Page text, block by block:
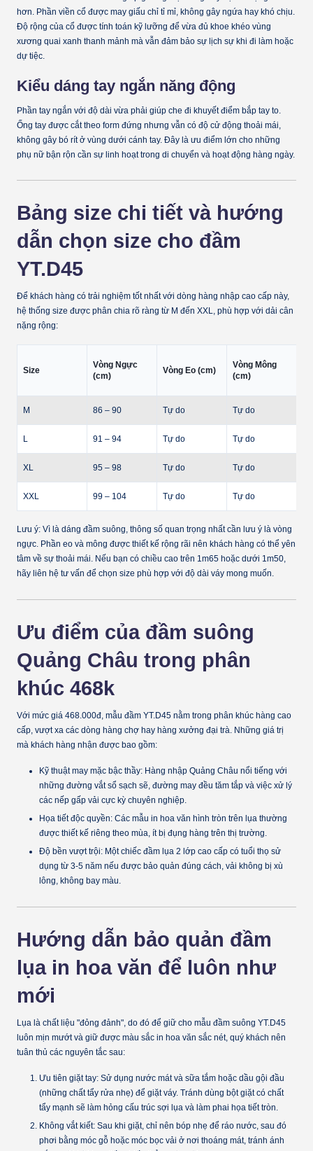
hơn. Phần viền cổ được may giấu chỉ tỉ mỉ, không gây ngứa hay khó chịu.
Độ rộng của cổ được tính toán kỹ lưỡng để vừa đủ khoe khéo vùng
xương quai xanh thanh mảnh mà vẫn đảm bảo sự lịch sự khi đi làm hoặc
dự tiệc.
Kiểu dáng tay ngắn năng động
Phần tay ngắn với độ dài vừa phải giúp che đi khuyết điểm bắp tay to.
Ống tay được cắt theo form đứng nhưng vẫn có độ cử động thoải mái,
không gây bó rít ở vùng dưới cánh tay. Đây là ưu điểm lớn cho những
phụ nữ bận rộn cần sự linh hoạt trong di chuyển và hoạt động hàng ngày.
Bảng size chi tiết và hướng
dẫn chọn size cho đầm
YT.D45
Để khách hàng có trải nghiệm tốt nhất với dòng hàng nhập cao cấp này,
hệ thống size được phân chia rõ ràng từ M đến XXL, phù hợp với dải cân
nặng rộng:
Size
Vòng Ngực
(cm)
Vòng Eo (cm)
Vòng Mông
(cm)
M 86 – 90 Tự do Tự do
L 91 – 94 Tự do Tự do
XL 95 – 98 Tự do Tự do
XXL 99 – 104 Tự do Tự do
Lưu ý: Vì là dáng đầm suông, thông số quan trọng nhất cần lưu ý là vòng
ngực. Phần eo và mông được thiết kế rộng rãi nên khách hàng có thể yên
tâm về sự thoải mái. Nếu bạn có chiều cao trên 1m65 hoặc dưới 1m50,
hãy liên hệ tư vấn để chọn size phù hợp với độ dài váy mong muốn.
Ưu điểm của đầm suông
Quảng Châu trong phân
khúc 468k
Với mức giá 468.000đ, mẫu đầm YT.D45 nằm trong phân khúc hàng cao
cấp, vượt xa các dòng hàng chợ hay hàng xưởng đại trà. Những giá trị
mà khách hàng nhận được bao gồm:
Kỹ thuật may mặc bậc thầy: Hàng nhập Quảng Châu nổi tiếng với
những đường vắt sổ sạch sẽ, đường may đều tăm tắp và việc xử lý
các nếp gấp vải cực kỳ chuyên nghiệp.
Họa tiết độc quyền: Các mẫu in hoa văn hình tròn trên lụa thường
được thiết kế riêng theo mùa, ít bị đụng hàng trên thị trường.
Độ bền vượt trội: Một chiếc đầm lụa 2 lớp cao cấp có tuổi thọ sử
dụng từ 3-5 năm nếu được bảo quản đúng cách, vải không bị xù
lông, không bay màu.
Hướng dẫn bảo quản đầm
lụa in hoa văn để luôn như
mới
Lụa là chất liệu "đỏng đảnh", do đó để giữ cho mẫu đầm suông YT.D45
luôn mịn mướt và giữ được màu sắc in hoa văn sắc nét, quý khách nên
tuân thủ các nguyên tắc sau:
Ưu tiên giặt tay: Sử dụng nước mát và sữa tắm hoặc dầu gội đầu
(những chất tẩy rửa nhẹ) để giặt váy. Tránh dùng bột giặt có chất
tẩy mạnh sẽ làm hỏng cấu trúc sợi lụa và làm phai họa tiết tròn.
Không vắt kiết: Sau khi giặt, chỉ nên bóp nhẹ để ráo nước, sau đó
phơi bằng móc gỗ hoặc móc bọc vải ở nơi thoáng mát, tránh ánh